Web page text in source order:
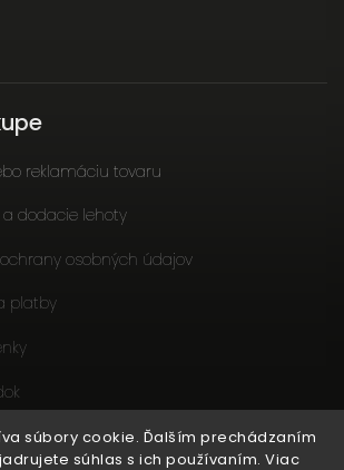
súbory cookie. Ďalším prechádzaním
súhlas s ich používaním. Viac
reklamáciu tovaru
dodacie lehoty
ochrany osobných údajov
platby
ženy